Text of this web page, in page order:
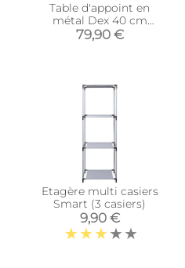
Table d'appoint en
métal Dex 40 cm
(Noir)
79,90 €
Etagère multi casiers
Smart (3 casiers)
9,90 €